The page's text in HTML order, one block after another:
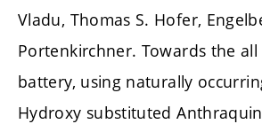
Vladu, Thomas S. Hofer,
Portenkirchner. Towards the
battery, using naturally
Hydroxy substituted